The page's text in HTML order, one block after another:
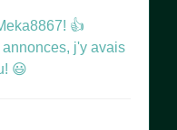
👍
j'y avais
😃